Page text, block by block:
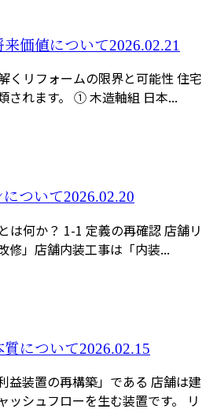
価値について2026.02.21
くリフォームの限界と可能性 住宅
されます。 ① 木造軸組 日本...
ついて2026.02.20
は何か？ 1-1 定義の再確認 店舗リ
修」店舗内装工事は「内装...
について2026.02.15
益装置の再構築」である 店舗は建
ッシュフローを生む装置です。 リ